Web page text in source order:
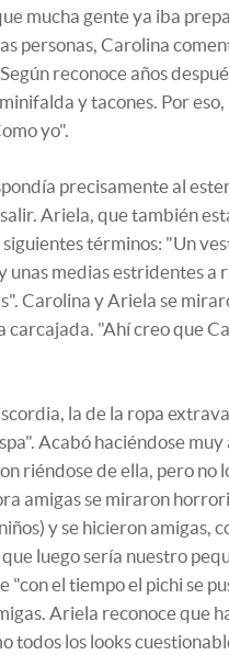
mucha gente ya iba
personas, Carolina
reconoce años
y tacones. Por
yo".
precisamente al
Ariela, que también
términos: "Un
unas medias estridentes
Carolina y Ariela se
carcajada. "Ahí­ creo que
la de la ropa
Acabó haciéndose
riéndose de ella, pero no
amigas se miraron
y se hicieron amigas,
luego sería nuestro
"con el tiempo el pichi se
Ariela reconoce que
todos los looks